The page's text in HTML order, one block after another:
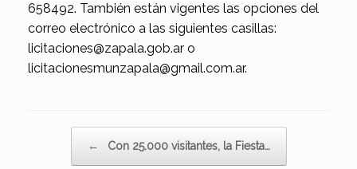
658492. También están vigentes las opciones del
correo electrónico a las siguientes casillas:
licitaciones@zapala.gob.ar o
licitacionesmunzapala@gmail.com.ar.
← Con 25.000 visitantes, la Fiesta…